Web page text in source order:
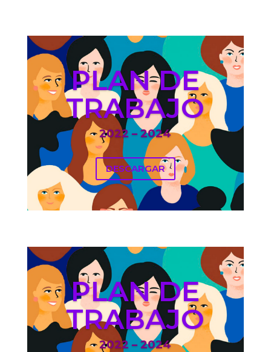
PLAN DE
TRABAJO
2022 – 2024
DESCARGAR
PLAN DE
TRABAJO
2022 – 2024